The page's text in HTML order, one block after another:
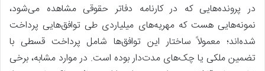
در پرونده‌هایی که در کارنامه دفاتر حقوقی مشاهده می‌شود،
نمونه‌هایی هست که مهریه‌های میلیاردی طی توافق‌هایی پرداخت
شده‌اند؛ معمولاً ساختار این توافق‌ها شامل پرداخت قسطی با
تضمین ملکی یا چک‌های مدت‌دار بوده است. در موارد مشابه، برخی